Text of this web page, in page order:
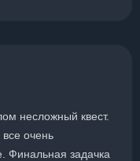
несложный квест.
очень
Финальная задачка